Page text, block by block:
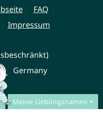
Meine Lieblingsnamen
FAQ
Impressum
Germany